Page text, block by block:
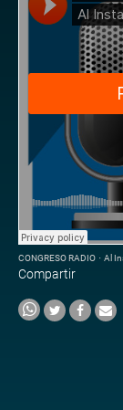
CONGRESO RADIO · Al
Compartir